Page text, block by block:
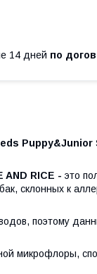
14 дней по
Puppy&Junior
AND RICE - это
склонных к
поэтому
микрофлоры,